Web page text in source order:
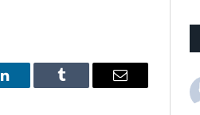
LinkedIn Tumblr Email